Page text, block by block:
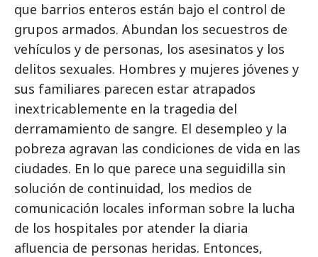
que barrios enteros están bajo el control de
grupos armados. Abundan los secuestros de
vehículos y de personas, los asesinatos y los
delitos sexuales. Hombres y mujeres jóvenes y
sus familiares parecen estar atrapados
inextricablemente en la tragedia del
derramamiento de sangre. El desempleo y la
pobreza agravan las condiciones de vida en las
ciudades. En lo que parece una seguidilla sin
solución de continuidad, los medios de
comunicación locales informan sobre la lucha
de los hospitales por atender la diaria
afluencia de personas heridas. Entonces,